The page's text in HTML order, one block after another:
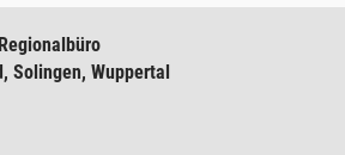
Solingen, Wuppertal